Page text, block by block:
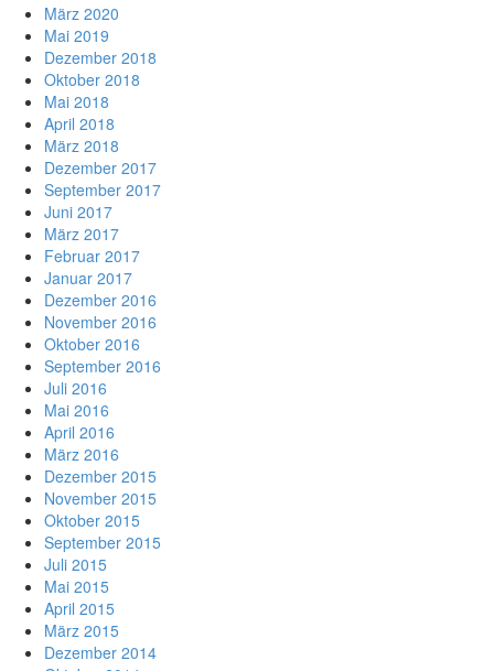
März 2020
Mai 2019
Dezember 2018
Oktober 2018
Mai 2018
April 2018
März 2018
Dezember 2017
September 2017
Juni 2017
März 2017
Februar 2017
Januar 2017
Dezember 2016
November 2016
Oktober 2016
September 2016
Juli 2016
Mai 2016
April 2016
März 2016
Dezember 2015
November 2015
Oktober 2015
September 2015
Juli 2015
Mai 2015
April 2015
März 2015
Dezember 2014